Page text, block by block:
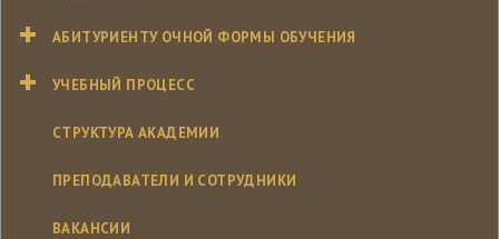
АБИТУРИЕНТУ ОЧНОЙ ФОРМЫ ОБУЧЕНИЯ
УЧЕБНЫЙ ПРОЦЕСС
СТРУКТУРА АКАДЕМИИ
ПРЕПОДАВАТЕЛИ И СОТРУДНИКИ
ВАКАНСИИ